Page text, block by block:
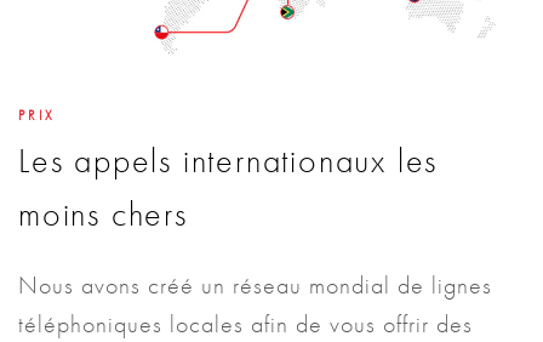
PRIX
Les appels internationaux les
moins chers
Nous avons créé un réseau mondial de lignes
téléphoniques locales afin de vous offrir des